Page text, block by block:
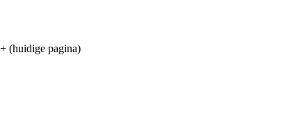
(huidige pagina)